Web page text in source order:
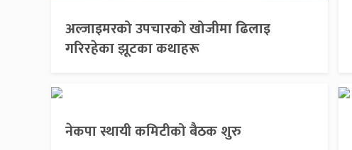
अल्जाइमरको उपचारको खोजीमा ढिलाइ
गरिरहेका झूटका कथाहरू
नेकपा स्थायी कमिटीको बैठक शुरु